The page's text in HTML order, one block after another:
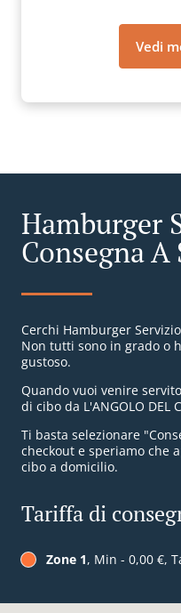
Vedi
Hamburger
Consegna
Cerchi Hamburger
Non tutti sono in grado o
gustoso.
Quando vuoi venire
di cibo da L'ANGOLO DEL
Ti basta selezionare
checkout e speriamo che
cibo a domicilio.
Tariffa di
Zone 1, Min - 0,00 €,